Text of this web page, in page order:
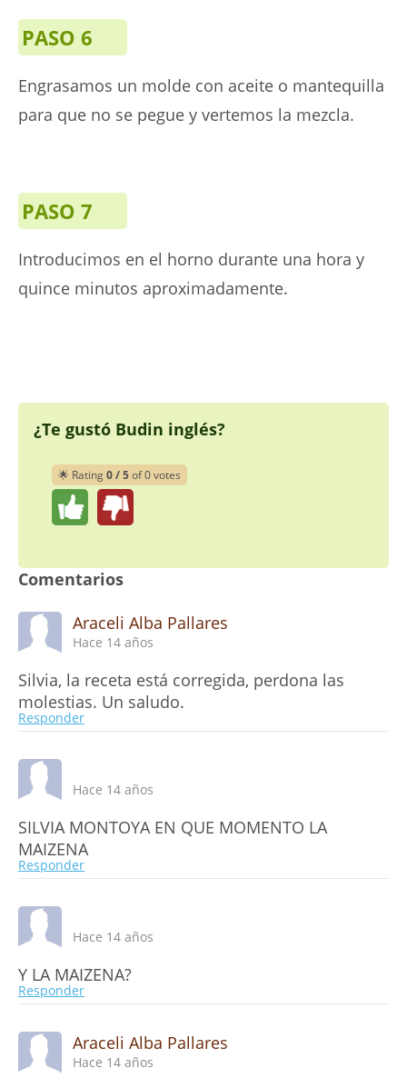
PASO 6
Engrasamos un molde con aceite o mantequilla
para que no se pegue y vertemos la mezcla.
PASO 7
Introducimos en el horno durante una hora y
quince minutos aproximadamente.
¿Te gustó Budin inglés?
🌟 Rating0 / 5of 0 votes
Comentarios
Araceli Alba Pallares
Hace 14 años
Silvia, la receta está corregida, perdona las
molestias. Un saludo.
Responder
Hace 14 años
SILVIA MONTOYA EN QUE MOMENTO LA
MAIZENA
Responder
Hace 14 años
Y LA MAIZENA?
Responder
Araceli Alba Pallares
Hace 14 años